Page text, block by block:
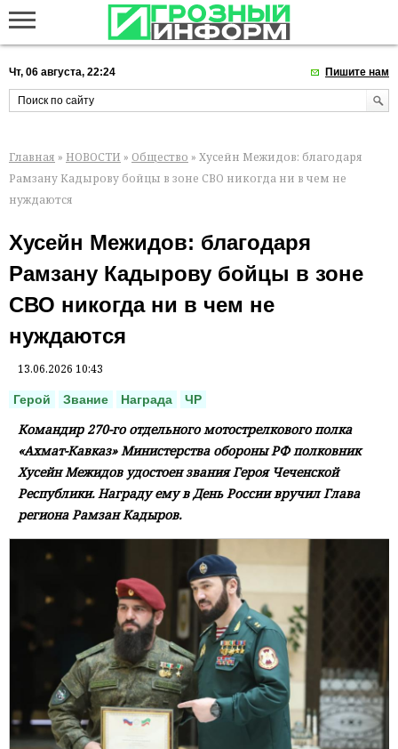
Чт, 06 августа, 22:24 Пишите нам
Главная » НОВОСТИ » Общество » Хусейн Межидов: благодаря
Рамзану Кадырову бойцы в зоне СВО никогда ни в чем не
нуждаются
Хусейн Межидов: благодаря
Рамзану Кадырову бойцы в зоне
СВО никогда ни в чем не
нуждаются
13.06.2026 10:43
Герой Звание Награда ЧР
Командир 270-го отдельного мотострелкового полка
«Ахмат-Кавказ» Министерства обороны РФ полковник
Хусейн Межидов удостоен звания Героя Чеченской
Республики. Награду ему в День России вручил Глава
региона Рамзан Кадыров.